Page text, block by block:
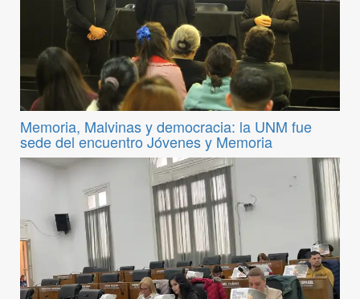
Memoria, Malvinas y democracia: la UNM fue
sede del encuentro Jóvenes y Memoria